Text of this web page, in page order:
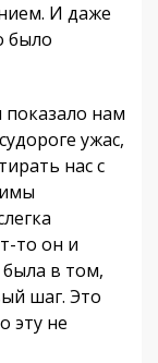
И даже
было
нам
ужас,
нас с
то он и
была в том,
шаг. Это
эту не